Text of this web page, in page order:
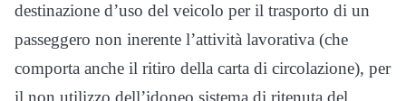
destinazione d’uso del veicolo per il trasporto di un
passeggero non inerente l’attività lavorativa (che
comporta anche il ritiro della carta di circolazione), per
il non utilizzo dell’idoneo sistema di ritenuta del